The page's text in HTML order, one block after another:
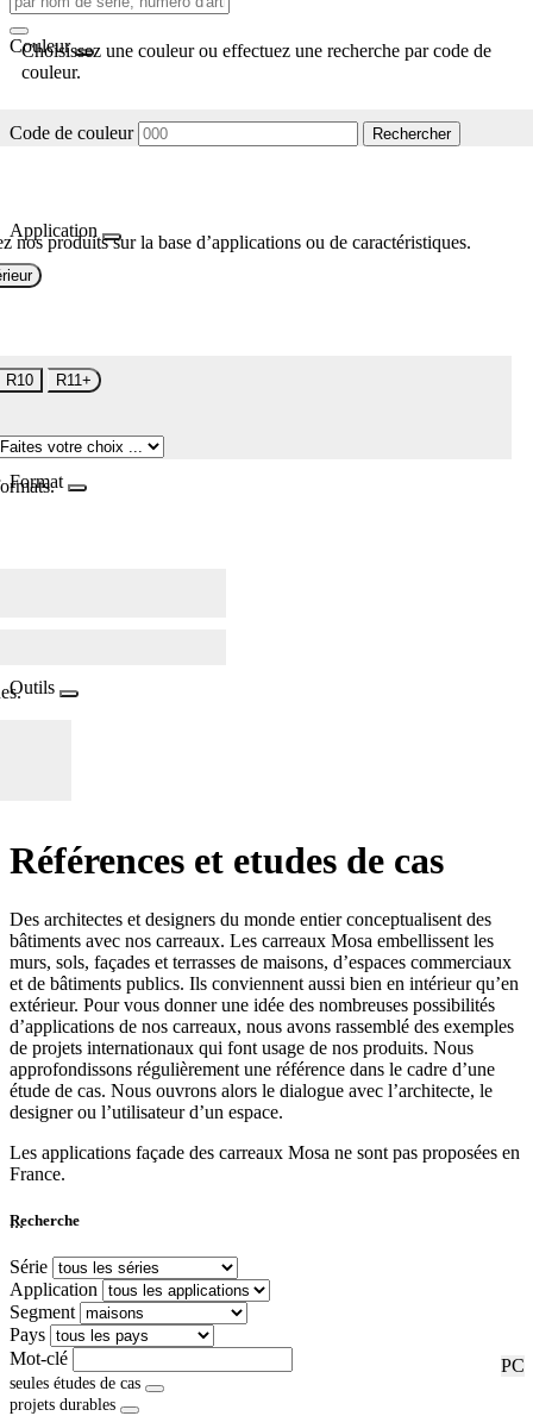
Couleur
Choisissez une couleur ou effectuez une recherche par code de
couleur.
Code de couleur Rechercher
Application
nos produits sur la base d’applications ou de caractéristiques.
R10 R11+
Format
Outils
Références et etudes de cas
Des architectes et designers du monde entier conceptualisent des
bâtiments avec nos carreaux. Les carreaux Mosa embellissent les
murs, sols, façades et terrasses de maisons, d’espaces commerciaux
et de bâtiments publics. Ils conviennent aussi bien en intérieur qu’en
extérieur. Pour vous donner une idée des nombreuses possibilités
d’applications de nos carreaux, nous avons rassemblé des exemples
de projets internationaux qui font usage de nos produits. Nous
approfondissons régulièrement une référence dans le cadre d’une
étude de cas. Nous ouvrons alors le dialogue avec l’architecte, le
designer ou l’utilisateur d’un espace.
Les applications façade des carreaux Mosa ne sont pas proposées en
France.
...
Recherche
Série
Application
Segment
Pays
Mot-clé
RF
PC
seules études de cas
projets durables